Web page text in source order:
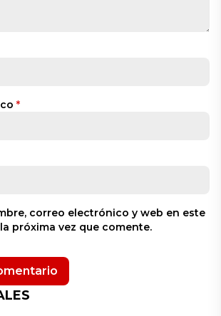
*
correo electrónico y web en este
próxima vez que comente.